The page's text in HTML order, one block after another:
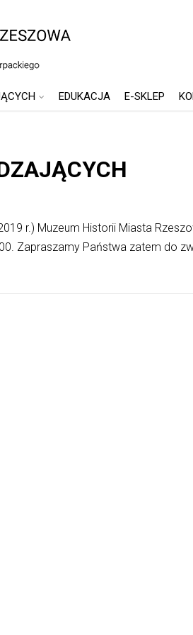
EDUKACJA E-SKLEP
r.) Muzeum Historii Miasta
Zapraszamy Państwa zatem do